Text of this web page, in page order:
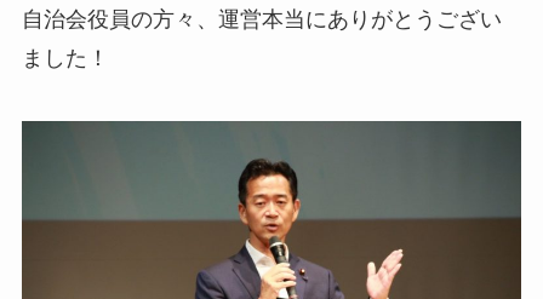
自治会役員の方々、運営本当にありがとうござい
ました！